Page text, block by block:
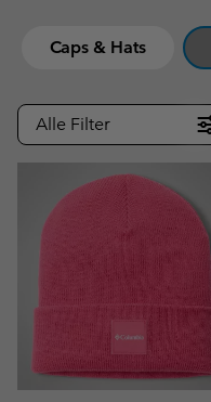
Caps & Hats
Alle Filter